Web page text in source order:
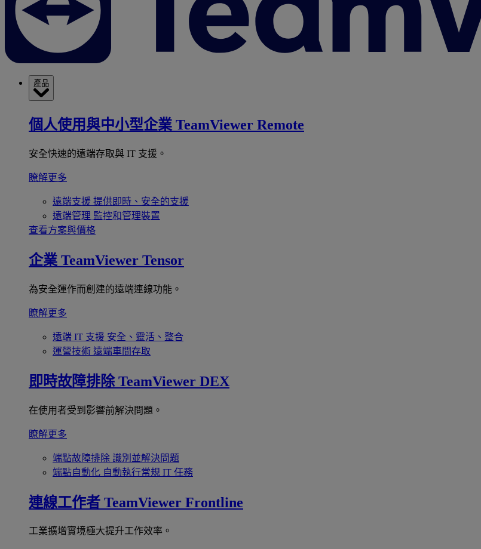
產品
個人使用與中小型企業 TeamViewer Remote
安全快速的遠端存取與 IT 支援。
瞭解更多
遠端支援 提供即時、安全的支援
遠端管理 監控和管理裝置
查看方案與價格
企業 TeamViewer Tensor
為安全運作而創建的遠端連線功能。
瞭解更多
遠端 IT 支援 安全、靈活、整合
運營技術 遠端車間存取
即時故障排除 TeamViewer DEX
在使用者受到影響前解決問題。
瞭解更多
端點故障排除 識別並解決問題
端點自動化 自動執行常規 IT 任務
連線工作者 TeamViewer Frontline
工業擴增實境極大提升工作效率。